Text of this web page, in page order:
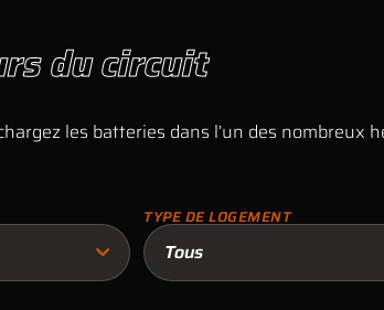
du circuit
les batteries dans l’un des nombreux
TYPE DE LOGEMENT